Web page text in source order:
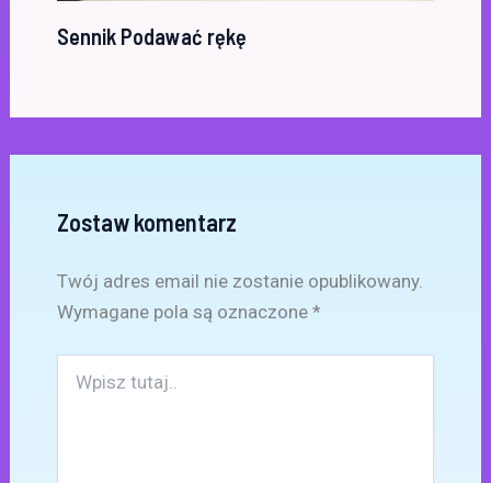
Sennik Podawać rękę
Zostaw komentarz
Twój adres email nie zostanie opublikowany.
Wymagane pola są oznaczone *
tutaj..